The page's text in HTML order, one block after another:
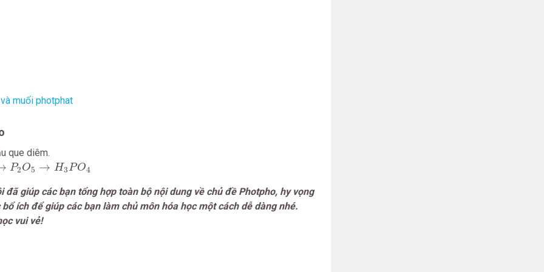
muối photphat
que diêm.
P2O5 → H3PO4
2 O5→ 3 PO 4
đã giúp các bạn tổng hợp toàn bộ nội dung về chủ đề Photpho, hy vọng
ích để giúp các bạn làm chủ môn hóa học một cách dễ dàng nhé.
vui vẻ!